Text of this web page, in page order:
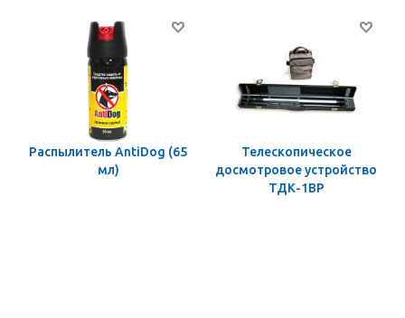
Распылитель AntiDog (65
мл)
Телескопическое
досмотровое устройство
ТДК-1ВР